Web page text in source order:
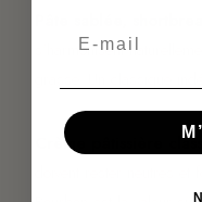
s’harmonisent
Crème pâtissière